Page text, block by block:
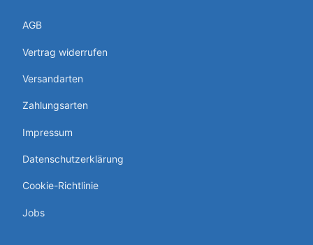
AGB
Vertrag widerrufen
Versandarten
Zahlungsarten
Impressum
Datenschutzerklärung
Cookie-Richtlinie
Jobs